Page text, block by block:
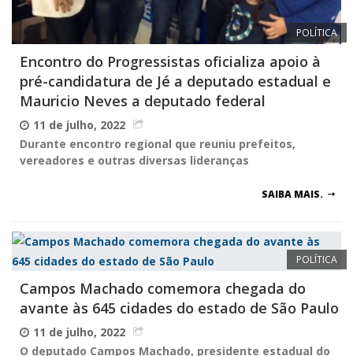
POLÍTICA
Encontro do Progressistas oficializa apoio à
pré-candidatura de Jé a deputado estadual e
Mauricio Neves a deputado federal
11 de julho, 2022
Durante encontro regional que reuniu prefeitos,
vereadores e outras diversas lideranças
SAIBA MAIS.
POLÍTICA
Campos Machado comemora chegada do
avante às 645 cidades do estado de São Paulo
11 de julho, 2022
O deputado Campos Machado, presidente estadual do